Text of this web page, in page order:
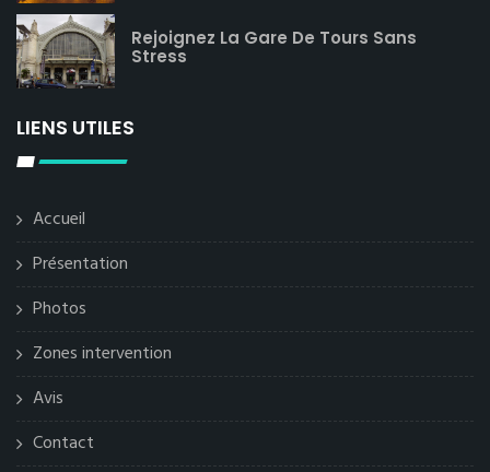
Rejoignez La Gare De Tours Sans
Stress
LIENS UTILES
Accueil
Présentation
Photos
Zones intervention
Avis
Contact